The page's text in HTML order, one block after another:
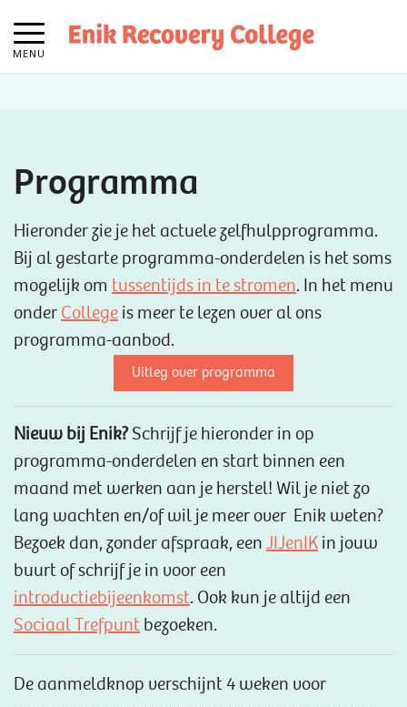
MENU
Programma
Hieronder zie je het actuele zelfhulpprogramma.
Bij al gestarte programma-onderdelen is het soms
mogelijk om tussentijds in te stromen. In het menu
onder College is meer te lezen over al ons
programma-aanbod.
Uitleg over programma
Nieuw bij Enik?Schrijf je hieronder in op
programma-onderdelen en start binnen een
maand met werken aan je herstel! Wil je niet zo
lang wachten en/of wil je meer over Enik weten?
Bezoek dan, zonder afspraak, een JIJenIK in jouw
buurt of schrijf je in voor een
introductiebijeenkomst.‎ Ook kun je altijd een
Sociaal Trefpunt bezoeken.
De aanmeldknop verschijnt 4 weken voor